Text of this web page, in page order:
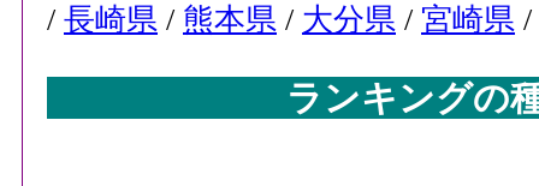
/ 長崎県 / 熊本県 / 大分県 / 宮崎県 /
ランキングの